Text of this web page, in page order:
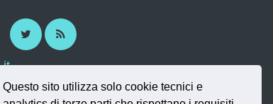
Questo sito utilizza solo cookie tecnici e
Twitter RSS